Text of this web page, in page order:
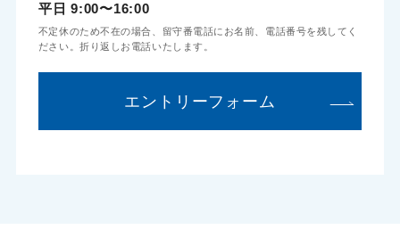
平日 9:00〜16:00
不定休のため不在の場合、留守番電話にお名前、電話番号を残してく
ださい。折り返しお電話いたします。
エントリーフォーム